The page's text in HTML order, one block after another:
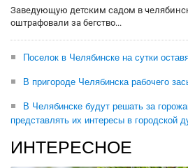
Заведующую детским садом в
оштрафовали за бегство...
Поселок в Челябинске на сутки
В пригороде Челябинска рабочего
В Челябинске будут решать за
представлять их интересы в городской
ИНТЕРЕСНОЕ